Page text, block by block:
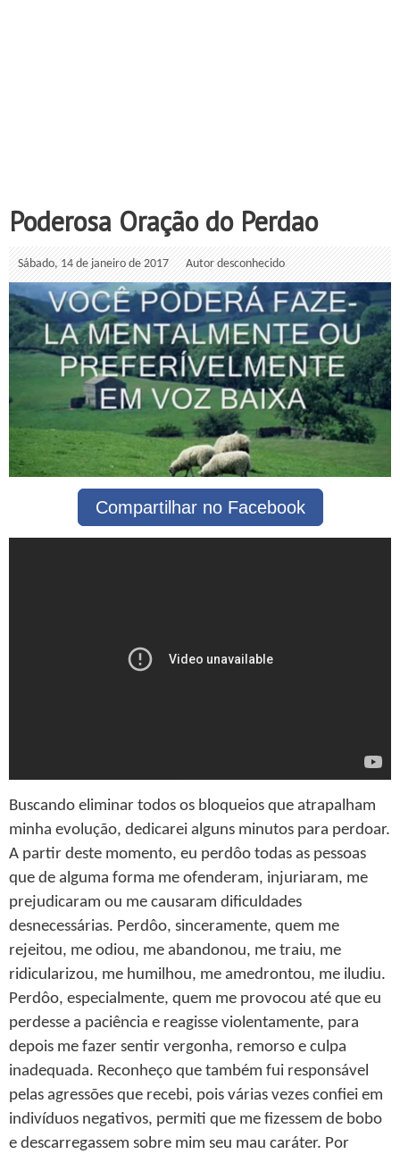
Poderosa Oração do Perdao
Sábado, 14 de janeiro de 2017 Autor desconhecido
Compartilhar no Facebook
Buscando eliminar todos os bloqueios que atrapalham
minha evolução, dedicarei alguns minutos para perdoar.
A partir deste momento, eu perdôo todas as pessoas
que de alguma forma me ofenderam, injuriaram, me
prejudicaram ou me causaram dificuldades
desnecessárias. Perdôo, sinceramente, quem me
rejeitou, me odiou, me abandonou, me traiu, me
ridicularizou, me humilhou, me amedrontou, me iludiu.
Perdôo, especialmente, quem me provocou até que eu
perdesse a paciência e reagisse violentamente, para
depois me fazer sentir vergonha, remorso e culpa
inadequada. Reconheço que também fui responsável
pelas agressões que recebi, pois várias vezes confiei em
indivíduos negativos, permiti que me fizessem de bobo
e descarregassem sobre mim seu mau caráter. Por